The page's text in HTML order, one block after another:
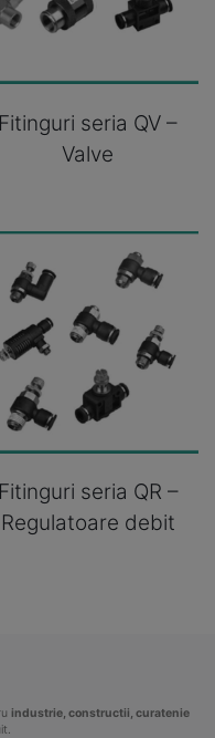
Fitinguri seria QV –
Valve
Fitinguri seria QR –
Regulatoare debit
industrie, constructii, curatenie